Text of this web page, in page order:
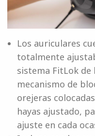
Los auriculares
totalmente
sistema FitLok de
mecanismo de
orejeras
hayas ajustado,
ajuste en cada